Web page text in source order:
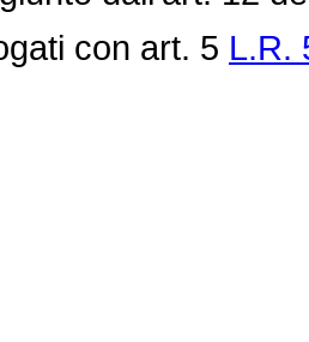
con art. 5 L.R.